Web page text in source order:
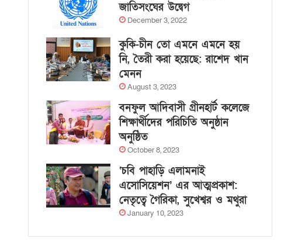
জাতিসংঘের উদ্বেগ
December 3, 2022
কুকি-চীন তো এমনে এমনে হয়
নি, তৈরী করা হয়েছে: রাশেদ খান
মেনন
August 3, 2023
বনফুল আদিবাসী গ্রীনহার্ট কলেজে
শিক্ষার্থীদের পরিচিতি অনুষ্ঠান
অনুষ্ঠিত
October 8, 2023
‘চবি পাহাড়ি এলামনাই
এসোসিয়েশন’ এর আত্মপ্রকাশ:
নেতৃত্বে গৈরিকা, সুখেশ্বর ও মথুরা
January 10, 2023